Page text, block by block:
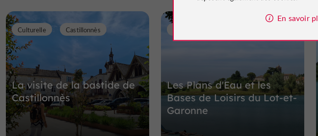
La visite de la bastide de
Castillonnès
Culturelle Castillonnès
Les Plans d'Eau et les
Bases de Loisirs du Lot-et-
Garonne
En savoir